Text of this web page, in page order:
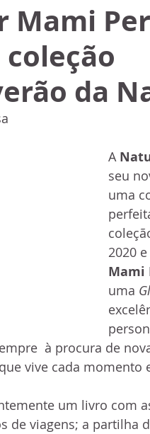
Mami
da
A
seu
uma
2020
Mami
uma
à procura de
vive cada
um livro com
de viagens; a partilha